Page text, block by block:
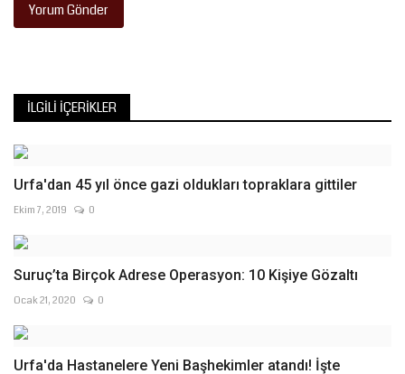
Yorum Gönder
İLGILI İÇERIKLER
Urfa'dan 45 yıl önce gazi oldukları topraklara gittiler
Ekim 7, 2019 0
Suruç’ta Birçok Adrese Operasyon: 10 Kişiye Gözaltı
Ocak 21, 2020 0
Urfa'da Hastanelere Yeni Başhekimler atandı! İşte